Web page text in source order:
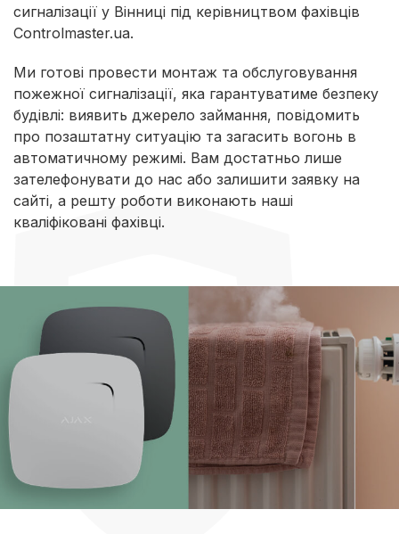
сигналізації у Вінниці під керівництвом фахівців
Controlmaster.ua.
Ми готові провести монтаж та обслуговування
пожежної сигналізації, яка гарантуватиме безпеку
будівлі: виявить джерело займання, повідомить
про позаштатну ситуацію та загасить вогонь в
автоматичному режимі. Вам достатньо лише
зателефонувати до нас або залишити заявку на
сайті, а решту роботи виконають наші
кваліфіковані фахівці.